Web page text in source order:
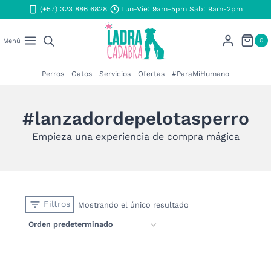
al
(+57) 323 886 6828 Lun-Vie: 9am-5pm Sab: 9am-2pm
Menú 0
Perros Gatos Servicios Ofertas #ParaMiHumano
#lanzadordepelotasperro
Empieza una experiencia de compra mágica
Filtros Mostrando el único resultado